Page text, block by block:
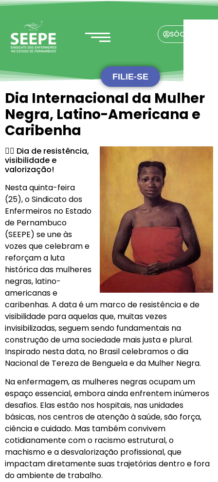
SÓCIO(A)
FILIE-SE
Dia Internacional da Mulher
Negra, Latino-Americana e
Caribenha
✊🏾 Dia de resistência,
visibilidade e
valorização!
Nesta quinta-feira
(25), o Sindicato dos
Enfermeiros no Estado
de Pernambuco
(SEEPE) se une às
vozes que celebram e
reforçam a luta
histórica das mulheres
negras, latino-
americanas e
caribenhas. A data é um marco de resistência e de
visibilidade para aquelas que, muitas vezes
invisibilizadas, seguem sendo fundamentais na
construção de uma sociedade mais justa e plural.
Inspirado nesta data, no Brasil celebramos o dia
Nacional de Tereza de Benguela e da Mulher Negra.
Na enfermagem, as mulheres negras ocupam um
espaço essencial, embora ainda enfrentem inúmeros
desafios. Elas estão nos hospitais, nas unidades
básicas, nos centros de atenção à saúde, são força,
ciência e cuidado. Mas também convivem
cotidianamente com o racismo estrutural, o
machismo e a desvalorização profissional, que
impactam diretamente suas trajetórias dentro e fora
do ambiente de trabalho.